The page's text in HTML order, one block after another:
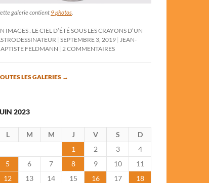
galerie contient9 photos
IMAGES : LE CIEL D’ÉTÉ SOUS LES CRAYONS D’UN
SEPTEMBRE 3, 2019
JEAN-
FELDMANN
2 COMMENTAIRES
LES GALERIES →
2023
L M M J V S
D
1
2 3
4
5
6 7 8 9 10
11
12
13 14 15 16 17
18